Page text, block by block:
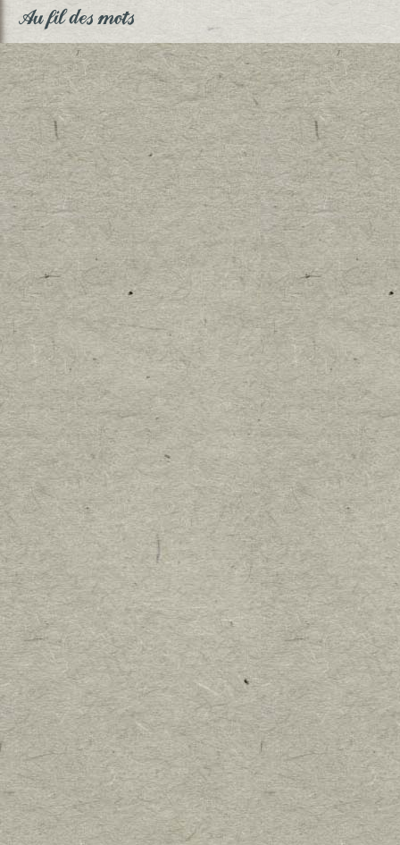
Au fil des mots